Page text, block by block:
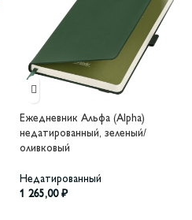
Ежедневник Альфа (Alpha)
недатированный, зеленый/
оливковый
Недатированный
1 265,00 ₽